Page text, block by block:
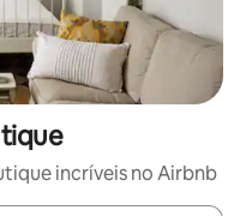
incríveis no Airbnb